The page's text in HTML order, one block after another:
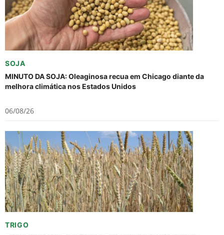
SOJA
MINUTO DA SOJA: Oleaginosa recua em Chicago diante da
melhora climática nos Estados Unidos
06/08/26
TRIGO